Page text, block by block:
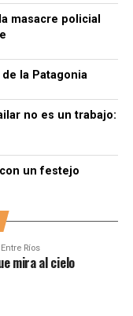
masacre policial
la Patagonia
no es un trabajo:
un festejo
Ríos
mira al cielo